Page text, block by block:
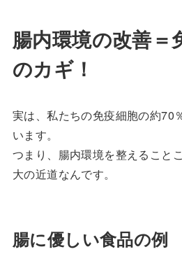
腸内環境の改善＝
のカギ！
実は、私たちの免疫細胞の約70
います。
つまり、腸内環境を整えること
大の近道なんです。
腸に優しい食品の例